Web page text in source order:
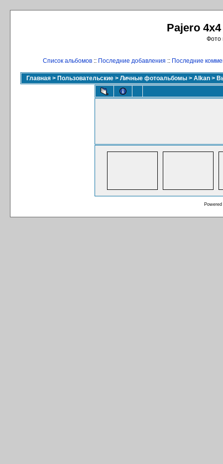
Pajero
Фото
Список альбомов :: Последние добавления :: Последние
Главная > Пользовательские > Личные фотоальбомы > Alkan >